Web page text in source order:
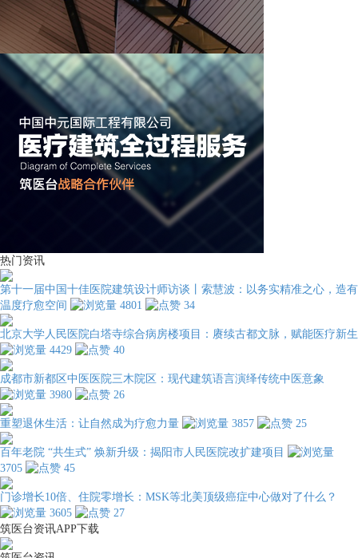
热门资讯
第十一届中国十佳医院建筑设计师访谈丨索慧波：以务实精准之心，造有
温度疗愈空间
4801 34
北京大学人民医院白塔寺综合病房楼项目：赓续古都文脉，赋能医疗新生
4429
40
成都市新都区中医医院三木院区：现代建筑语言演绎传统中医意象
3980
26
重塑退休生活：让自然成为疗愈力量 3857 25
百年老院 “共生式” 焕新升级：揭阳市人民医院改扩建项目
3705
45
门诊增长10倍、住院零增长：MSK等北美顶级癌症中心做对了什么？
3605
27
筑医台资讯APP下载